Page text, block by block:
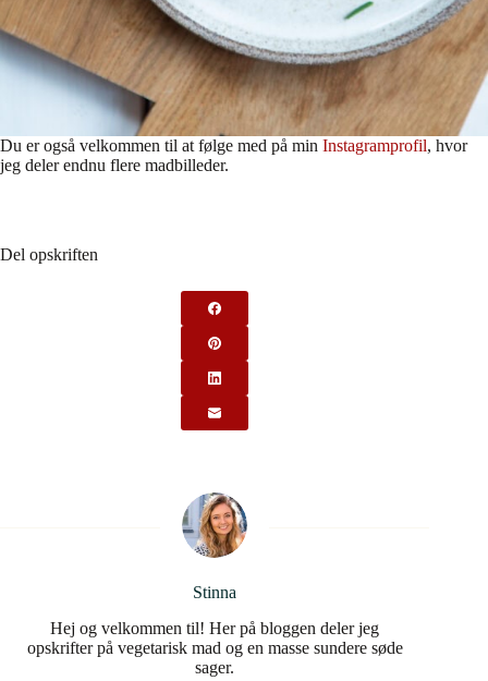
Du er også velkommen til at følge med på min Instagramprofil, hvor
jeg deler endnu flere madbilleder.
Del opskriften
Stinna
Hej og velkommen til! Her på bloggen deler jeg
opskrifter på vegetarisk mad og en masse sundere søde
sager.